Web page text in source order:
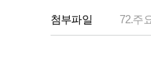
첨부파일 72.주